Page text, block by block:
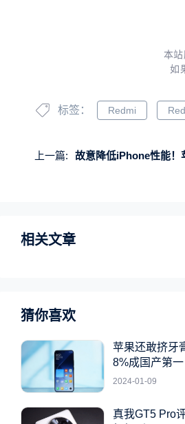
本
如
标签： Redmi
上一篇: 故意降低iPhone性能！苹果在加拿
相关文章
猜你喜欢
苹果还敢挤牙
8%成国产第
2024-01-09
真我GT5 Pro